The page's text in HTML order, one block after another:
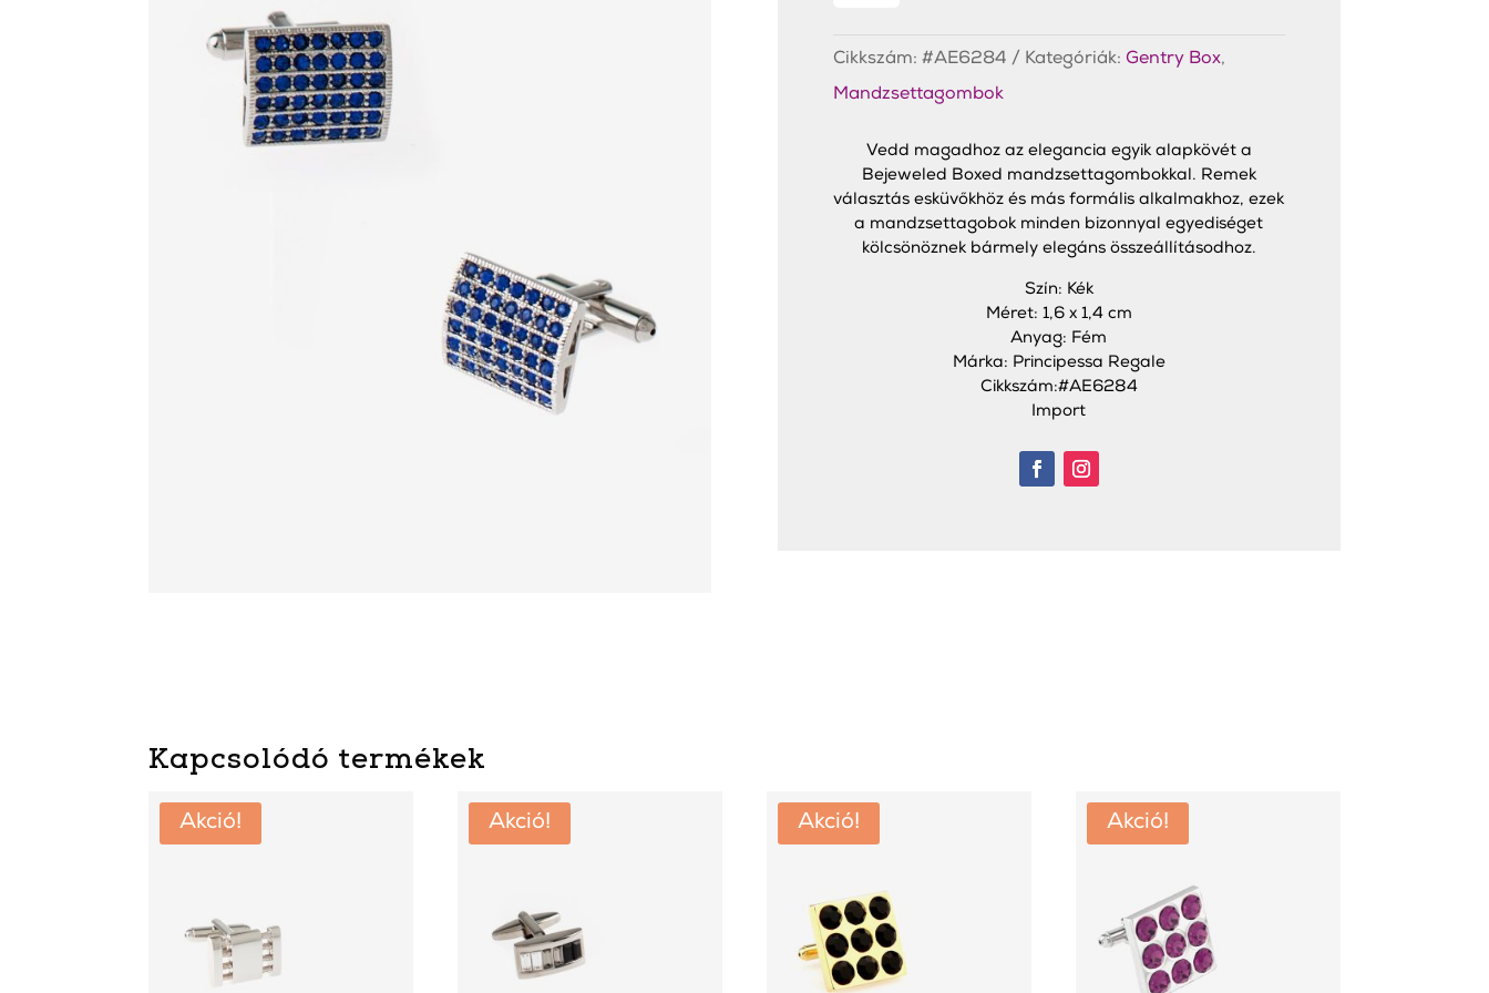
Cikkszám: #AE6284 Kategóriák: Gentry Box,
Mandzsettagombok
Vedd magadhoz az elegancia egyik alapkövét a
Bejeweled Boxed mandzsettagombokkal. Remek
választás esküvőkhöz és más formális alkalmakhoz, ezek
a mandzsettagobok minden bizonnyal egyediséget
kölcsönöznek bármely elegáns összeállításodhoz.
Szín: Kék
Méret: 1,6 x 1,4 cm
Anyag: Fém
Márka: Principessa Regale
Cikkszám:#AE6284
Import
Kapcsolódó termékek
Akció! Akció! Akció! Akció!